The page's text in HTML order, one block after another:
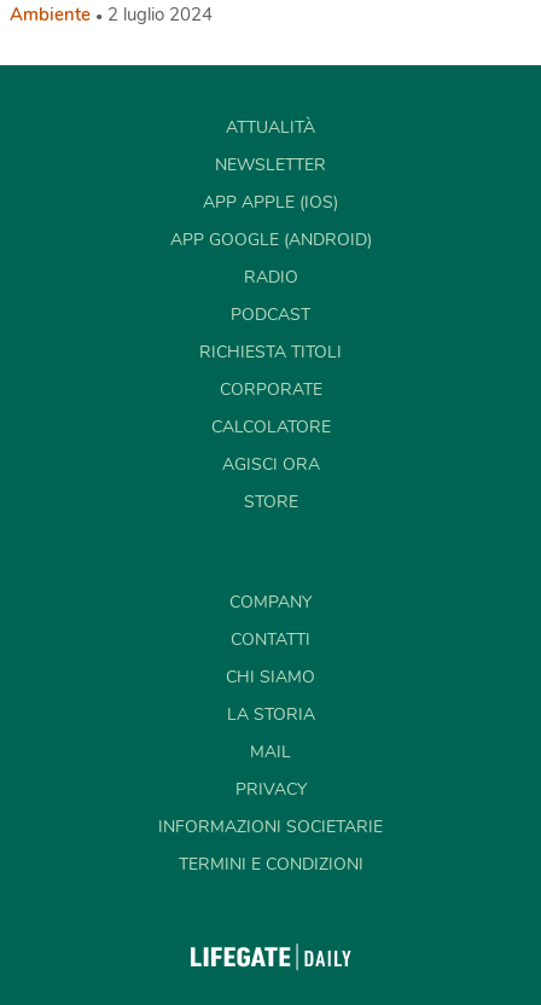
Ambiente 2 luglio 2024
ATTUALITÀ
NEWSLETTER
APP APPLE (IOS)
APP GOOGLE (ANDROID)
RADIO
PODCAST
RICHIESTA TITOLI
CORPORATE
CALCOLATORE
AGISCI ORA
STORE
COMPANY
CONTATTI
CHI SIAMO
LA STORIA
MAIL
PRIVACY
INFORMAZIONI SOCIETARIE
TERMINI E CONDIZIONI